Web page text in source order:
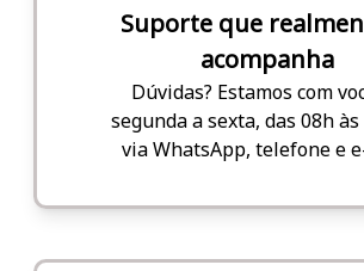
Suporte que
acompanha
Dúvidas? Estamos com
segunda a sexta, das 08h às
via WhatsApp, telefone e